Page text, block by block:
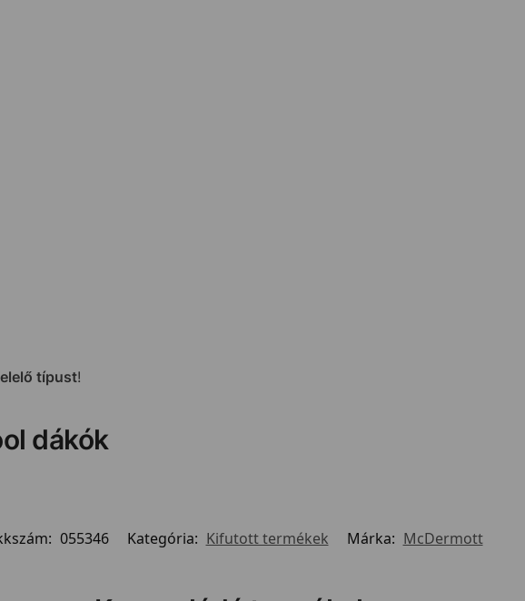
típust!
dákók
055346 Kategória: Kifutott termékek Márka: McDermott